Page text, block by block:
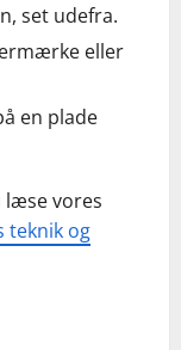
set udefra.
eller
en plade
læse vores
teknik og